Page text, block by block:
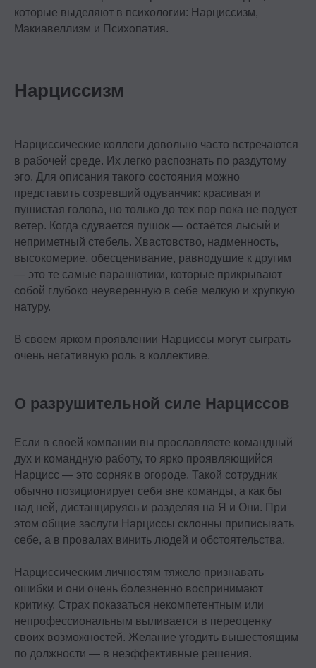
которые выделяют в психологии: Нарциссизм,
Макиавеллизм и Психопатия.
Нарциссизм
Нарциссические коллеги довольно часто встречаются
в рабочей среде. Их легко распознать по раздутому
эго. Для описания такого состояния можно
представить созревший одуванчик: красивая и
пушистая голова, но только до тех пор пока не подует
ветер. Когда сдувается пушок — остаётся лысый и
неприметный стебель. Хвастовство, надменность,
высокомерие, обесценивание, равнодушие к другим
— это те самые парашютики, которые прикрывают
собой глубоко неуверенную в себе мелкую и хрупкую
натуру.
В своем ярком проявлении Нарциссы могут сыграть
очень негативную роль в коллективе.
О разрушительной силе Нарциссов
Если в своей компании вы прославляете командный
дух и командную работу, то ярко проявляющийся
Нарцисс — это сорняк в огороде. Такой сотрудник
обычно позиционирует себя вне команды, а как бы
над ней, дистанцируясь и разделяя на Я и Они. При
этом общие заслуги Нарциссы склонны приписывать
себе, а в провалах винить людей и обстоятельства.
Нарциссическим личностям тяжело признавать
ошибки и они очень болезненно воспринимают
критику. Страх показаться некомпетентным или
непрофессиональным выливается в переоценку
своих возможностей. Желание угодить вышестоящим
по должности — в неэффективные решения.